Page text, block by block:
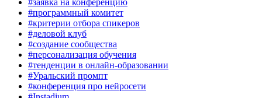
#заявка на конференцию
#программный комитет
#критерии отбора спикеров
#деловой клуб
#создание сообщества
#персонализация обучения
#тенденции в онлайн-образовании
#Уральский промпт
#конференция про нейросети